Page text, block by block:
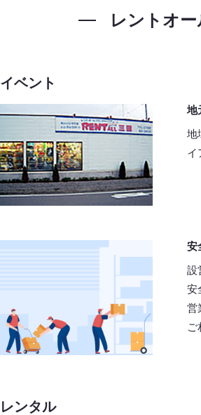
レントオ
イベント
地
地
イ
安
設
安
営
ご
レンタル